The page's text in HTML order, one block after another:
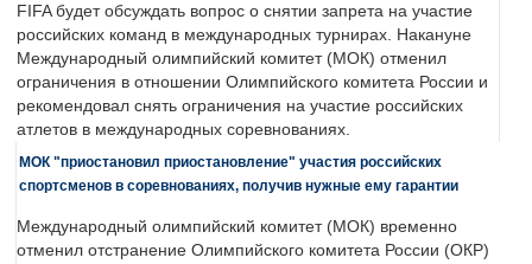
FIFA будет обсуждать вопрос о снятии запрета на участие
российских команд в международных турнирах. Накануне
Международный олимпийский комитет (МОК) отменил
ограничения в отношении Олимпийского комитета России и
рекомендовал снять ограничения на участие российских
атлетов в международных соревнованиях.
МОК "приостановил приостановление" участия российских
спортсменов в соревнованиях, получив нужные ему гарантии
Международный олимпийский комитет (МОК) временно
отменил отстранение Олимпийского комитета России (ОКР)